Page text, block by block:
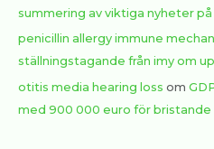
summering av viktiga nyheter
penicillin allergy immune
ställningstagande från imy om
otitis media hearing loss om
med 900 000 euro för bristande